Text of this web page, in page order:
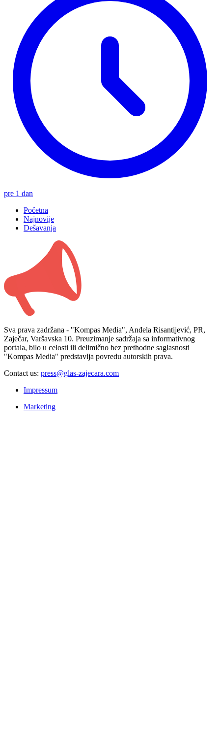
pre 1 dan
Početna
Najnovije
Dešavanja
Sva prava zadržana - "Kompas Media", Anđela Risantijević, PR,
Zaječar, Varšavska 10. Preuzimanje sadržaja sa informativnog
portala, bilo u celosti ili delimično bez prethodne saglasnosti
"Kompas Media" predstavlja povredu autorskih prava.
Contact us: press@glas-zajecara.com
Impressum
Marketing